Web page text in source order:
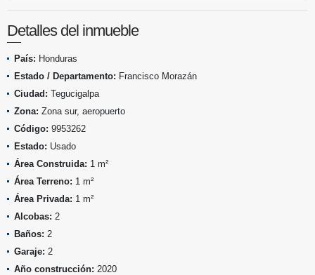
Detalles del inmueble
País: Honduras
Estado / Departamento: Francisco Morazán
Ciudad: Tegucigalpa
Zona: Zona sur, aeropuerto
Código: 9953262
Estado: Usado
Área Construida: 1 m²
Área Terreno: 1 m²
Área Privada: 1 m²
Alcobas: 2
Baños: 2
Garaje: 2
Año construcción: 2020